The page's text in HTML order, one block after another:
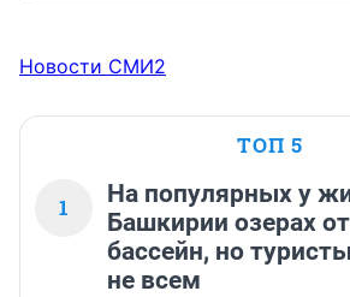
Новости СМИ2
ТОП 5
1
На популярных у
Башкирии озерах
бассейн, но
не всем